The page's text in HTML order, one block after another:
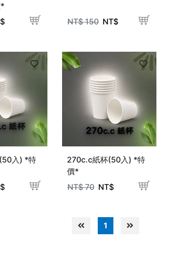
NT$150 NT$
入) *特
270c.c紙杯(50入) *特
價*
NT$70 NT$
1